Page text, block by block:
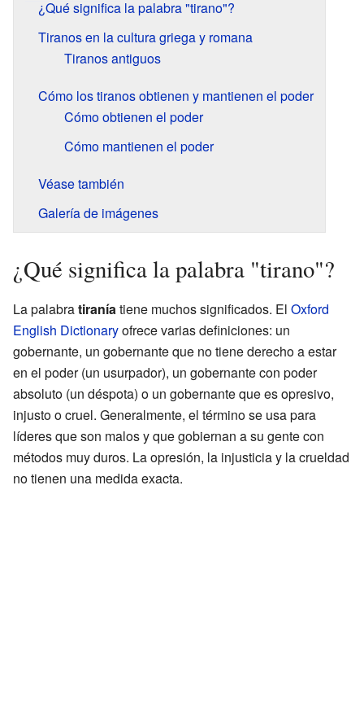
¿Qué significa la palabra "tirano"?
Tiranos en la cultura griega y romana
Tiranos antiguos
Cómo los tiranos obtienen y mantienen el poder
Cómo obtienen el poder
Cómo mantienen el poder
Véase también
Galería de imágenes
¿Qué significa la palabra "tirano"?
La palabratiraníatiene muchos significados. El Oxford
English Dictionaryofrece varias definiciones: un
gobernante, un gobernante que no tiene derecho a estar
en el poder (un usurpador), un gobernante con poder
absoluto (un déspota) o un gobernante que es opresivo,
injusto o cruel. Generalmente, el término se usa para
líderes que son malos y que gobiernan a su gente con
métodos muy duros. La opresión, la injusticia y la crueldad
no tienen una medida exacta.